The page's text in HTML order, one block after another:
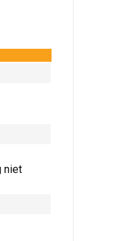
niet